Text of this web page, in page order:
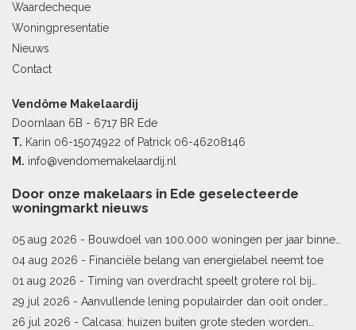
Waardecheque
Woningpresentatie
Nieuws
Contact
Vendôme Makelaardij
Doornlaan 6B - 6717 BR Ede
T. Karin 06-15074922 of Patrick 06-46208146
M. info@vendomemakelaardij.nl
Door onze makelaars in Ede geselecteerde
woningmarkt nieuws
05 aug 2026 - Bouwdoel van 100.000 woningen per jaar binnen
bereik
04 aug 2026 - Financiële belang van energielabel neemt toe
01 aug 2026 - Timing van overdracht speelt grotere rol bij
woningprijs
29 jul 2026 - Aanvullende lening populairder dan ooit onder
starters
26 jul 2026 - Calcasa: huizen buiten grote steden worden